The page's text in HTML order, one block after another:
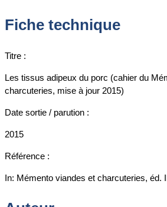
Fiche technique
Titre :
Les tissus adipeux du porc (cahier du
charcuteries, mise à jour 2015)
Date sortie / parution :
2015
Référence :
In: Mémento viandes et charcuteries, éd.